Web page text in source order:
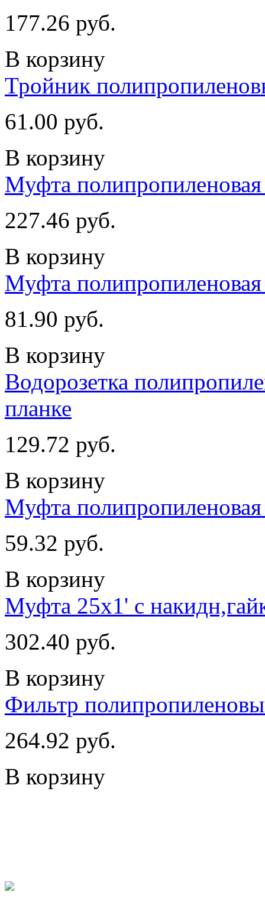
177.26 руб.
В корзину
Тройник
61.00 руб.
В корзину
Муфта
227.46 руб.
В корзину
Муфта
81.90 руб.
В корзину
Водорозетка
планке
129.72 руб.
В корзину
Муфта
59.32 руб.
В корзину
Муфта 25х1' с
302.40 руб.
В корзину
Фильтр
264.92 руб.
В корзину